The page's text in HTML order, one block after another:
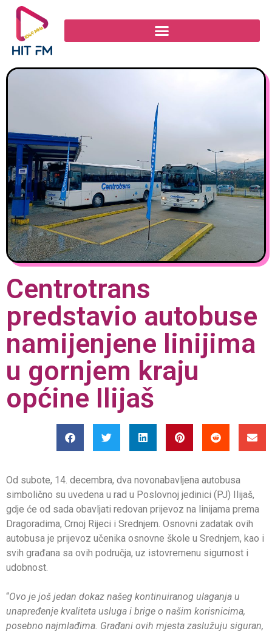
Centrotrans
predstavio autobuse
namijenjene linijima
u gornjem kraju
općine Ilijaš
Od subote, 14. decembra, dva novonabavljena autobusa
simbolično su uvedena u rad u Poslovnoj jedinici (PJ) Ilijaš,
gdje će od sada obavljati redovan prijevoz na linijama prema
Dragoradima, Crnoj Rijeci i Srednjem. Osnovni zadatak ovih
autobusa je prijevoz učenika osnovne škole u Srednjem, kao i
svih građana sa ovih područja, uz istovremenu sigurnost i
udobnost.
“Ovo je još jedan dokaz našeg kontinuiranog ulaganja u
unapređenje kvaliteta usluga i brige o našim korisnicima,
posebno najmlađima. Građani ovih mjesta zaslužuju siguran,